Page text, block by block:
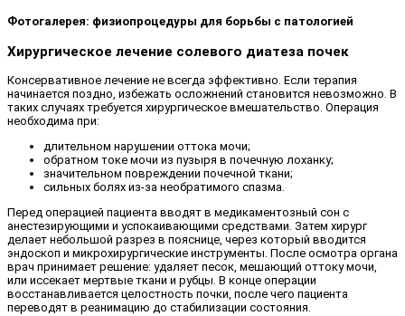
Фотогалерея: физиопроцедуры для борьбы с патологией
Хирургическое лечение солевого диатеза почек
Консервативное лечение не всегда эффективно. Если терапия
начинается поздно, избежать осложнений становится невозможно. В
таких случаях требуется хирургическое вмешательство. Операция
необходима при:
длительном нарушении оттока мочи;
обратном токе мочи из пузыря в почечную лоханку;
значительном повреждении почечной ткани;
сильных болях из-за необратимого спазма.
Перед операцией пациента вводят в медикаментозный сон с
анестезирующими и успокаивающими средствами. Затем хирург
делает небольшой разрез в пояснице, через который вводится
эндоскоп и микрохирургические инструменты. После осмотра органа
врач принимает решение: удаляет песок, мешающий оттоку мочи,
или иссекает мертвые ткани и рубцы. В конце операции
восстанавливается целостность почки, после чего пациента
переводят в реанимацию до стабилизации состояния.